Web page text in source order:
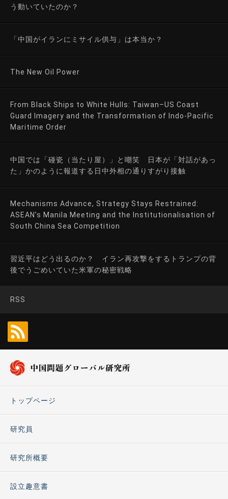
う動いていたのか？
「中国がイランにミサイル供与」は本当か？
The New Oil Power
From Black Ships to White Hulls: Taiwan–US Coast
Guard Imagery and the Transformation of Indo-Pacific
Maritime Order
中国では「碰瓷（当たり屋）」と嘲笑 日本が「対話があっ
た」かのように報道する日中外相の通りすがり接触
Mechanisms Advance, Strategy Stays Restrained:
ASEAN’s Manila Meeting and the Institutionalisation of
South China Sea Competition
習近平はどう出るのか？ イラン再攻撃をするトランプの背
後でうごめいていた米軍の秘密戦略
RSS
トップページ
研究員
研究所概要
設立趣意書